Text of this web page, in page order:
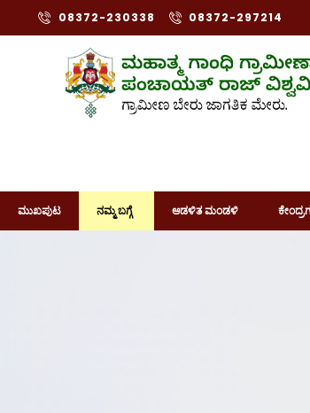
08372-230338 08372-297214
ಮುಖಪುಟ ನಮ್ಮ ಬಗ್ಗೆ ಆಡಳಿತ ಮಂಡಳಿ